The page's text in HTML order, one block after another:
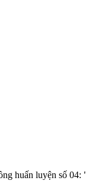
Margin
huấn luyện số